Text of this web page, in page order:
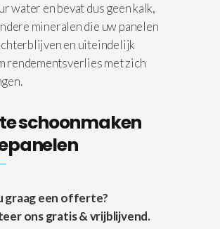
water en bevat dus geen kalk,
mineralen die uw panelen
en uiteindelijk
rendementsverlies met zich
schoonmaken
graag een offerte?
ons gratis & vrijblijvend.